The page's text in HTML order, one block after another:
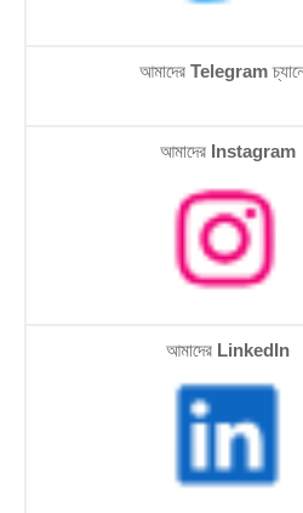
আমাদের Telegram
আমাদের Instagram
আমাদের LinkedIn